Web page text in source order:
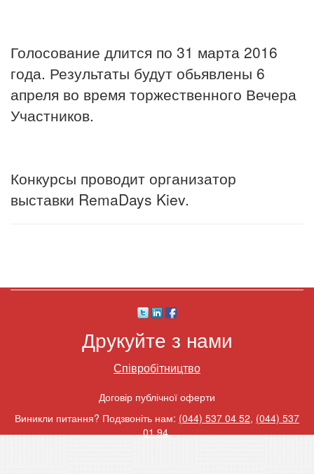
Голосование длится по 31 марта 2016
года. Результаты будут обьявлены 6
апреля во время торжественного Вечера
Участников.
Конкурсы проводит организатор
выставки RemaDays Kiev.
Друкуйте з нами
Співробітництво
Договір публічної оферти
Виникли питання? Подзвоніть нам: (044) 537 04 52, (044) 537
01 94.